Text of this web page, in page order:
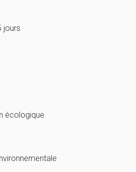
jours
écologique